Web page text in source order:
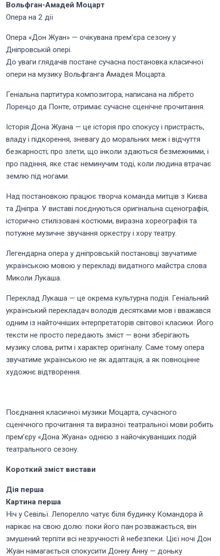
Вольфган-Амадей Моцарт
Опера на 2 дії
Опера «Дон Жуан» — очікувана прем’єра сезону у
Дніпровській опері.
До уваги глядачів постане сучасна постановка класичної
опери на музику Вольфганга Амадея Моцарта.
Геніальна партитура композитора, написана на лібрето
Лоренцо да Понте, отримає сучасне сценічне прочитання.
Історія Дона Жуана — це історія про спокусу і пристрасть,
владу і підкорення, зневагу до моральних меж і відчуття
безкарності; про злети, що інколи здаються безмежними, і
про падіння, яке стає неминучим тоді, коли людина втрачає
землю під ногами.
Над постановкою працює творча команда митців з Києва
та Дніпра. У виставі поєднуються оригінальна сценографія,
історично стилізовані костюми, виразна хореографія та
потужне музичне звучання оркестру і хору театру.
Легендарна опера у дніпровській постановці звучатиме
українською мовою у перекладі видатного майстра слова
Миколи Лукаша.
Переклад Лукаша — це окрема культурна подія. Геніальний
український перекладач володів десятками мов і вважався
одним із найточніших інтерпретаторів світової класики. Його
тексти не просто передають зміст — вони зберігають
музику слова, ритм і характер оригіналу. Саме тому опера
звучатиме українською не як адаптація, а як повноцінне
художнє відтворення.
Поєднання класичної музики Моцарта, сучасного
сценічного прочитання та виразної театральної мови робить
прем’єру «Дона Жуана» однією з найочікуваніших подій
театрального сезону.
Короткий зміст вистави
Дія перша
Картина перша
Ніч у Севільї. Лепорелло чатує біля будинку Командора й
нарікає на свою долю: поки його пан розважається, він
змушений терпіти всі незручності й небезпеки. Цієї ночі Дон
Жуан намагається спокусити Донну Анну — доньку